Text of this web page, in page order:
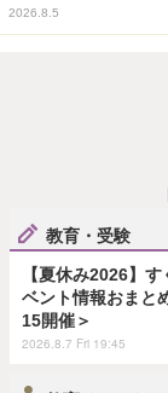
2026.8.5
教育・受験
【夏休み2026】
ベント情報おまと
15開催＞
2026.8.7 Fri 19:45